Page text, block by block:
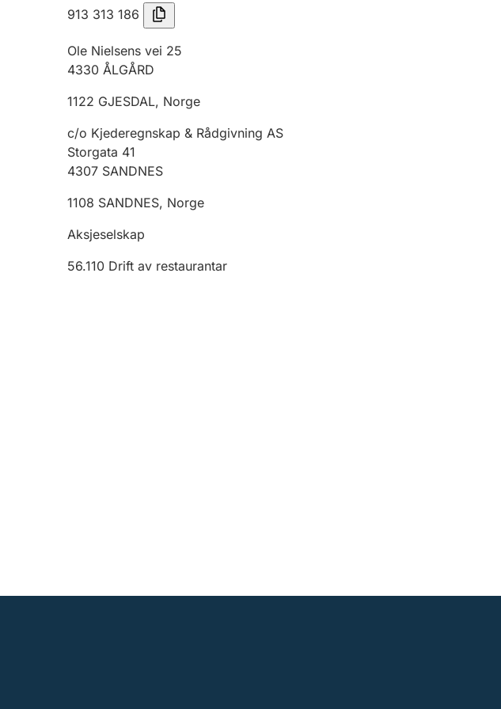
913 313 186
Ole Nielsens vei 25
4330 ÅLGÅRD
1122 GJESDAL, Norge
c/o Kjederegnskap & Rådgivning AS
Storgata 41
4307 SANDNES
1108 SANDNES, Norge
Aksjeselskap
56.110 Drift av restaurantar